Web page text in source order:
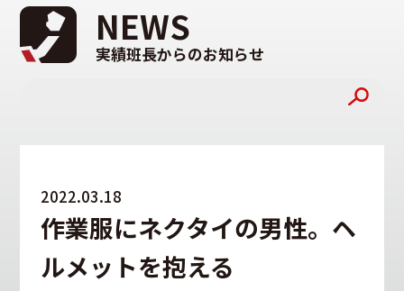
NEWS
実績班長からのお知らせ
2022.03.18
作業服にネクタイの男性。ヘ
ルメットを抱える